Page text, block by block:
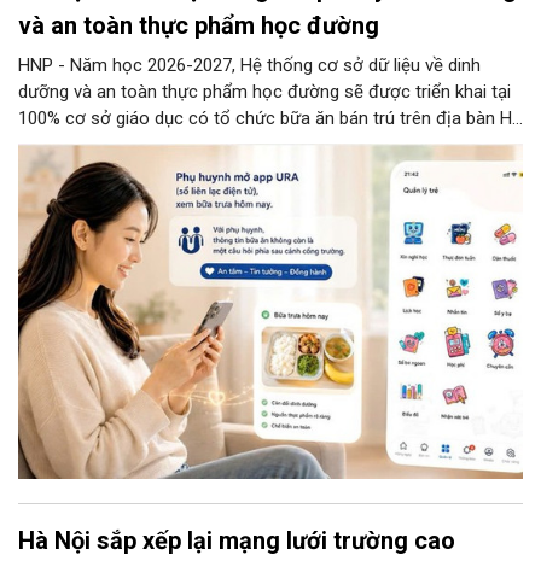
và an toàn thực phẩm học đường
HNP - Năm học 2026-2027, Hệ thống cơ sở dữ liệu về dinh
dưỡng và an toàn thực phẩm học đường sẽ được triển khai tại
100% cơ sở giáo dục có tổ chức bữa ăn bán trú trên địa bàn Hà
Nội.
Hà Nội sắp xếp lại mạng lưới trường cao